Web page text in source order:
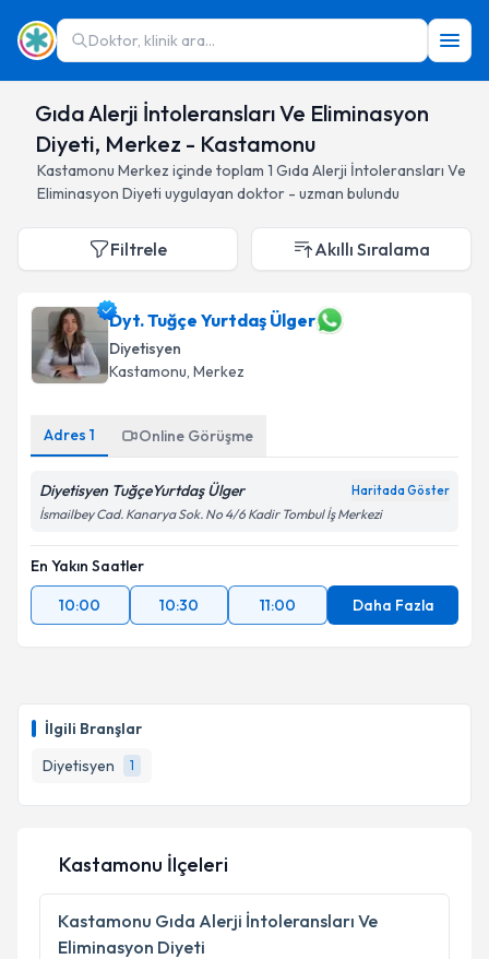
Doktor, klinik ara...
Gıda Alerji İntoleransları Ve Eliminasyon
Diyeti, Merkez - Kastamonu
Kastamonu Merkez içinde toplam 1 Gıda Alerji İntoleransları Ve
Eliminasyon Diyeti uygulayan doktor - uzman bulundu
İlgili Branşlar
Diyetisyen
1
Filtrele Akıllı Sıralama
Dyt. Tuğçe Yurtdaş Ülger
Diyetisyen
Kastamonu, Merkez
Adres 1 Online Görüşme
Diyetisyen TuğçeYurtdaş Ülger Haritada Göster
İsmailbey Cad. Kanarya Sok. No 4/6 Kadir Tombul İş Merkezi
En Yakın Saatler
10:00
10:30 11:00 Daha Fazla
Kastamonu İlçeleri
Kastamonu Gıda Alerji İntoleransları Ve
Eliminasyon Diyeti